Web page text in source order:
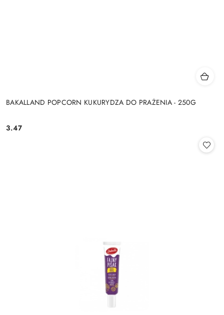
BAKALLAND POPCORN KUKURYDZA DO PRAŻENIA - 250G
Cena:
3.47